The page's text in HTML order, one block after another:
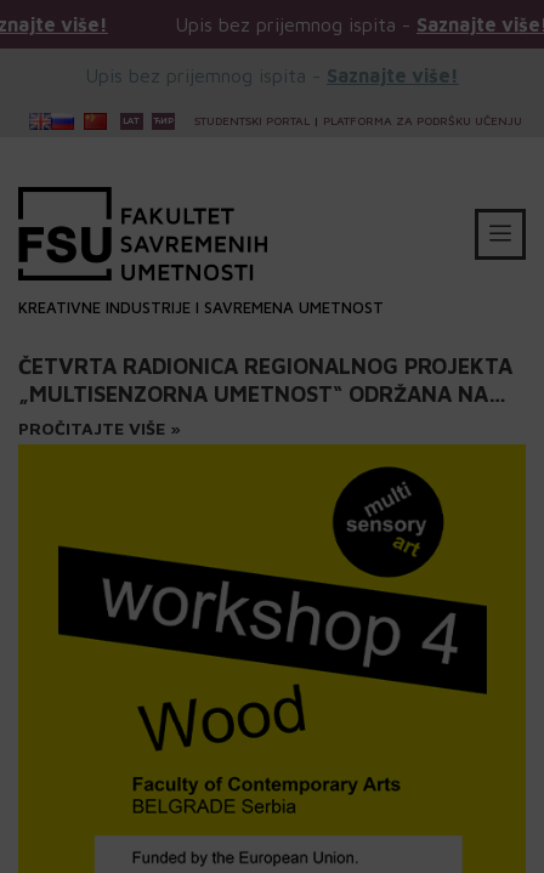
bez prijemnog ispita -Saznajte više! Upis bez
Upis bez prijemnog ispita - Saznajte više!
STUDENTSKI PORTAL | PLATFORMA ZA PODRŠKU UČENJU
KREATIVNE INDUSTRIJE I SAVREMENA UMETNOST
ČETVRTA RADIONICA REGIONALNOG PROJEKTA
„MULTISENZORNA UMETNOST“ ODRŽANA NA
FSU: DRVO
PROČITAJTE VIŠE »